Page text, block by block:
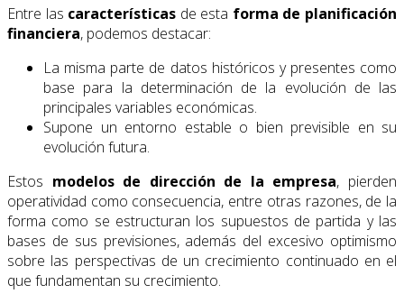
Entre las características de esta forma de planificación
financiera, podemos destacar:
La misma parte de datos históricos y presentes como
base para la determinación de la evolución de las
principales variables económicas.
Supone un entorno estable o bien previsible en su
evolución futura.
Estos modelos de dirección de la empresa, pierden
operatividad como consecuencia, entre otras razones, de la
forma como se estructuran los supuestos de partida y las
bases de sus previsiones, además del excesivo optimismo
sobre las perspectivas de un crecimiento continuado en el
que fundamentan su crecimiento.